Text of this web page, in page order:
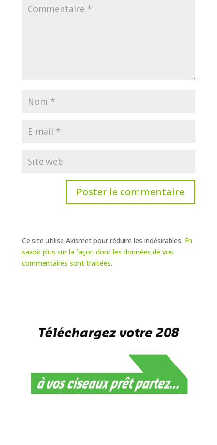
Ce site utilise Akismet pour réduire les indésirables. En
savoir plus sur la façon dont les données de vos
commentaires sont traitées.